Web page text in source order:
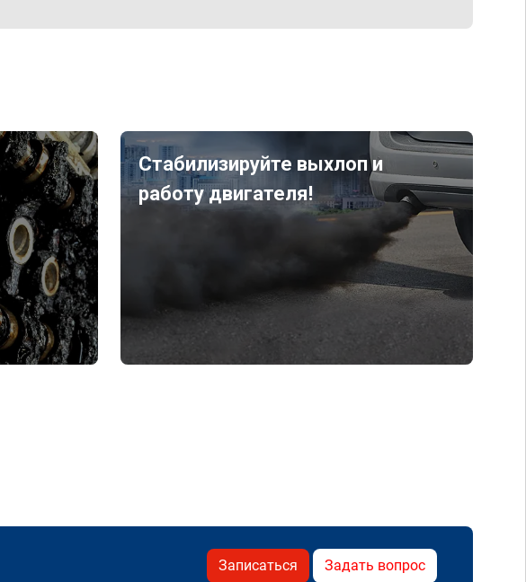
Стабилизируйте выхлоп и
работу двигателя!
Записаться Задать вопрос